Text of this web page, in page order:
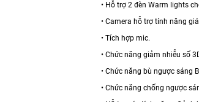
• Hỗ trợ 2 đèn Warm lights
• Camera hỗ trợ tính năng
• Tích hợp mic.
• Chức năng giảm nhiễu số
• Chức năng bù ngược sáng
• Chức năng chống ngược